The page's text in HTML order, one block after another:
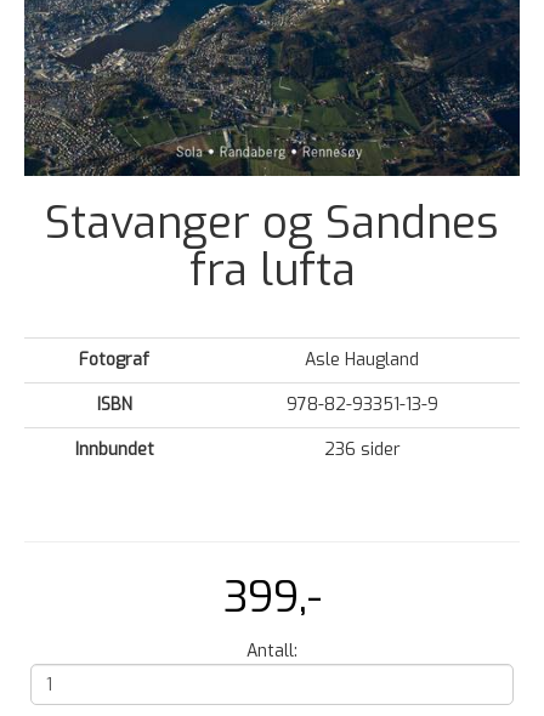
Stavanger og Sandnes
fra lufta
Fotograf
Asle Haugland
ISBN
978-82-93351-13-9
Innbundet
236 sider
399,-
Antall: